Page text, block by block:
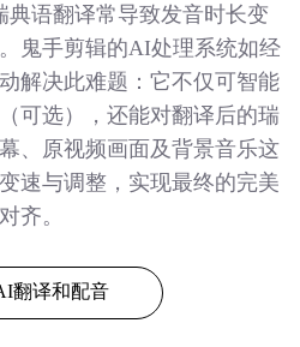
典语翻译常导致发音时长变
鬼手剪辑的AI处理系统如经
解决此难题：它不仅可智能
可选），还能对翻译后的瑞
、原视频画面及背景音乐这
速与调整，实现最终的完美
对齐。
翻译和配音